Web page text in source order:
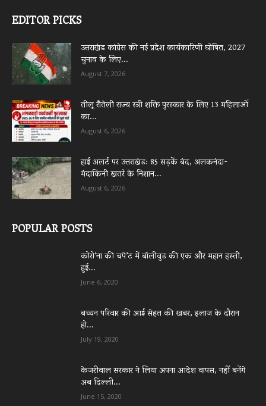
EDITOR PICKS
उत्तराखंड कांग्रेस की नई प्रदेश कार्यकारिणी घोषित, 2027
चुनाव के लिए...
August 7, 2026
तीलू रौतेली राज्य स्त्री शक्ति पुरस्कार के लिए 13 महिलाओं
का...
August 6, 2026
हाई अलर्ट पर उत्तराखंड: 85 सड़कें बंद, अलकनंदा-
मंदाकिनी खतरे के निशान...
August 6, 2026
POPULAR POSTS
कोरो’ना की चपे’ट में बॉलीवुड की एक और महान हस्ती,
हुई...
June 6, 2020
बच्चन परिवार की आई सेहत की खबर, इलाज के दौरान
हो...
July 19, 2020
केजरीवाल सरकार ने लिया अपना आदेश वापस, नहीं बनेंगे
अब दिल्ली...
June 15, 2020